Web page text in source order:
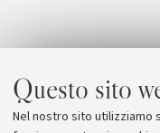
Questo sito
Nel nostro sito utilizziamo